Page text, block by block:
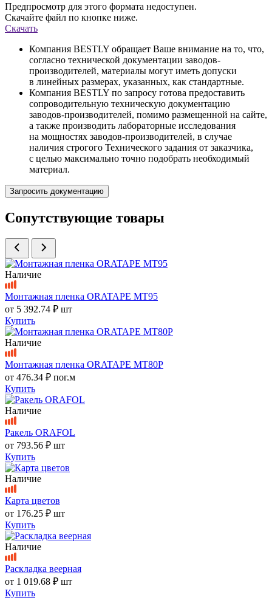
Предпросмотр для этого формата недоступен.
Скачайте файл по кнопке ниже.
Скачать
Компания BESTLY обращает Ваше внимание на то, что,
согласно технической документации заводов-
производителей, материалы могут иметь допуски
в линейных размерах, указанных, как стандартные.
Компания BESTLY по запросу готова предоставить
сопроводительную техническую документацию
заводов-производителей, помимо размещенной на сайте,
а также производить лабораторные исследования
на мощностях заводов-производителей, в случае
наличия строгого Технического задания от заказчика,
с целью максимально точно подобрать необходимый
материал.
Запросить документацию
Сопутствующие товары
Наличие
Монтажная пленка ORATAPE MT95
от 5 392.74 ₽ шт
Купить
Наличие
Монтажная пленка ORATAPE MT80P
от 476.34 ₽ пог.м
Купить
Наличие
Ракель ORAFOL
от 793.56 ₽ шт
Купить
Наличие
Карта цветов
от 176.25 ₽ шт
Купить
Наличие
Раскладка веерная
от 1 019.68 ₽ шт
Купить